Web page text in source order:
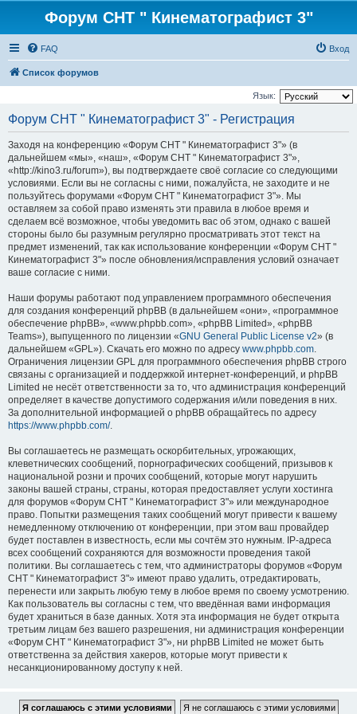
Форум СНТ " Кинематографист 3"
FAQ Вход
Список форумов
Язык:
Форум СНТ " Кинематографист 3" - Регистрация
Заходя на конференцию «Форум СНТ " Кинематографист 3"» (в
дальнейшем «мы», «наш», «Форум СНТ " Кинематографист 3"»,
«http://kino3.ru/forum»), вы подтверждаете своё согласие со следующими
условиями. Если вы не согласны с ними, пожалуйста, не заходите и не
пользуйтесь форумами «Форум СНТ " Кинематографист 3"». Мы
оставляем за собой право изменять эти правила в любое время и
сделаем всё возможное, чтобы уведомить вас об этом, однако с вашей
стороны было бы разумным регулярно просматривать этот текст на
предмет изменений, так как использование конференции «Форум СНТ "
Кинематографист 3"» после обновления/исправления условий означает
ваше согласие с ними.
Наши форумы работают под управлением программного обеспечения
для создания конференций phpBB (в дальнейшем «они», «программное
обеспечение phpBB», «www.phpbb.com», «phpBB Limited», «phpBB
Teams»), выпущенного по лицензии «GNU General Public License v2» (в
дальнейшем «GPL»). Скачать его можно по адресу www.phpbb.com.
Ограничения лицензии GPL для программного обеспечения phpBB строго
связаны с организацией и поддержкой интернет-конференций, и phpBB
Limited не несёт ответственности за то, что администрация конференций
определяет в качестве допустимого содержания и/или поведения в них.
За дополнительной информацией о phpBB обращайтесь по адресу
https://www.phpbb.com/.
Вы соглашаетесь не размещать оскорбительных, угрожающих,
клеветнических сообщений, порнографических сообщений, призывов к
национальной розни и прочих сообщений, которые могут нарушить
законы вашей страны, страны, которая предоставляет услуги хостинга
для форумов «Форум СНТ " Кинематографист 3"» или международное
право. Попытки размещения таких сообщений могут привести к вашему
немедленному отключению от конференции, при этом ваш провайдер
будет поставлен в известность, если мы сочтём это нужным. IP-адреса
всех сообщений сохраняются для возможности проведения такой
политики. Вы соглашаетесь с тем, что администраторы форумов «Форум
СНТ " Кинематографист 3"» имеют право удалить, отредактировать,
перенести или закрыть любую тему в любое время по своему усмотрению.
Как пользователь вы согласны с тем, что введённая вами информация
будет храниться в базе данных. Хотя эта информация не будет открыта
третьим лицам без вашего разрешения, ни администрация конференции
«Форум СНТ " Кинематографист 3"», ни phpBB Limited не может быть
ответственна за действия хакеров, которые могут привести к
несанкционированному доступу к ней.